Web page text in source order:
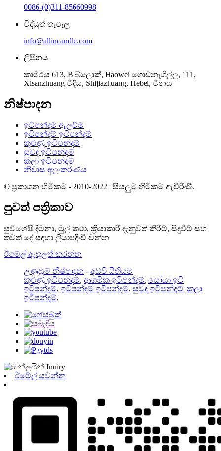
0086-(0)311-85660998
විද්යුත් තැපෑල
info@allincandle.com
ලිපිනය
කාමරය 613, B බ්ලොක්, Haowei ගොඩනැගිල්ල, 111,
Xisanzhuang වීදිය, Shijiazhuang, Hebei, චීනය
නිෂ්පාදන
ඉටිපන්දම් ඇලවීම
ඉටිපන්දම් ඉටිපන්දම්
කුළුණු ඉටිපන්දම්
සුවඳ ඉටිපන්දම්
කලා ඉටිපන්දම්
නිවාස අලංකරණය
© ප්‍රකාශන හිමිකම - 2010-2022 : සියලුම හිමිකම් ඇවිරිණි.
පුවත් පත්‍රිකාව
සුවිශේෂී දීමනා, මුල් කථා, ක්‍රියාකාරී දැනුවත් කිරීම්, සිදුවීම් සහ
තවත් දේ සඳහා ලියාපදිංචි වන්න.
ඊමේල් ඇතුලත් කරන්න
උණුසුම් නිෂ්පාදන - අඩවි සිතියම
කුළුණු ඉටිපන්දම්, ආගමික ඉටිපන්දම්, සෝයා ඉටි
ඉටිපන්දම්, ඉටිපන්දම් ඉටිපන්දම්, සුවඳ ඉටිපන්දම්, කලා
ඉටිපන්දම්,
ඊමේල් යවන්න